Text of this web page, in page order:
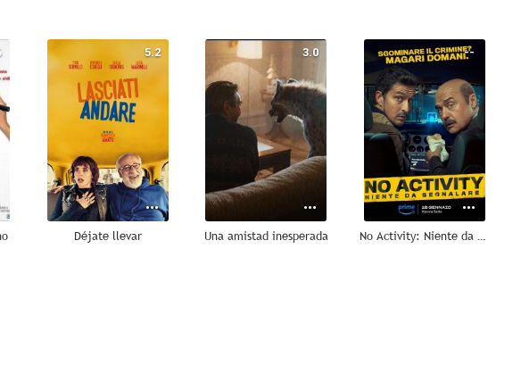
5.2
Déjate llevar
3.0
Una amistad inesperada
--
No Activity: Niente da Segnalare